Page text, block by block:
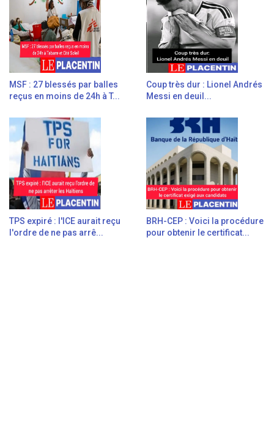
MSF : 27 blessés par balles
reçus en moins de 24h à T...
Coup très dur : Lionel Andrés
Messi en deuil...
TPS expiré : l'ICE aurait reçu
l'ordre de ne pas arrê...
BRH-CEP : Voici la procédure
pour obtenir le certificat...